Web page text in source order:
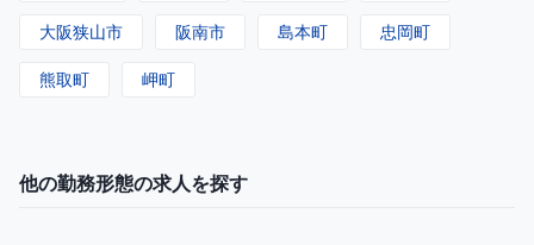
大阪狭山市 阪南市 島本町 忠岡町
熊取町 岬町
他の勤務形態の求人を探す